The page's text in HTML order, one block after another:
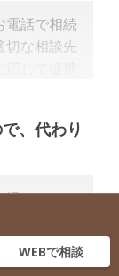
電話で相続
切な相談先
じて提携
は、面談
までは無
いかチェッ
、代わり
揉めてしま
応ができ
せん。 姉妹
能な弁護士
WEBで相談